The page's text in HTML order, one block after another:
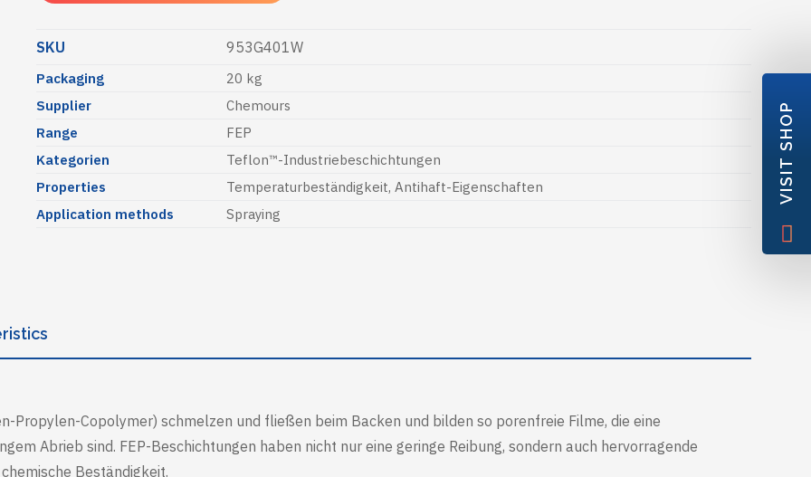
SKU 953G401W
Packaging
20 kg
Supplier
Chemours
Range
FEP
Kategorien
Teflon™-Industriebeschichtungen
Properties
Temperaturbeständigkeit, Antihaft-Eigenschaften
Application methods
Spraying
Propylen-Copolymer) schmelzen und fließen beim Backen und bilden so porenfreie Filme, die eine
Abrieb sind. FEP-Beschichtungen haben nicht nur eine geringe Reibung, sondern auch hervorragende
Beständigkeit.
VISIT SHOP